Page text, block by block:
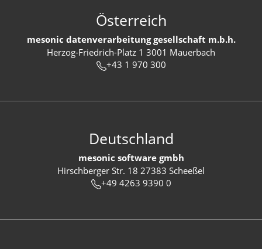
Österreich
mesonic datenverarbeitung gesellschaft m.b.h.
Herzog-Friedrich-Platz 1 3001 Mauerbach
+43 1 970 300
Deutschland
mesonic software gmbh
Hirschberger Str. 18 27383 Scheeßel
+49 4263 9390 0